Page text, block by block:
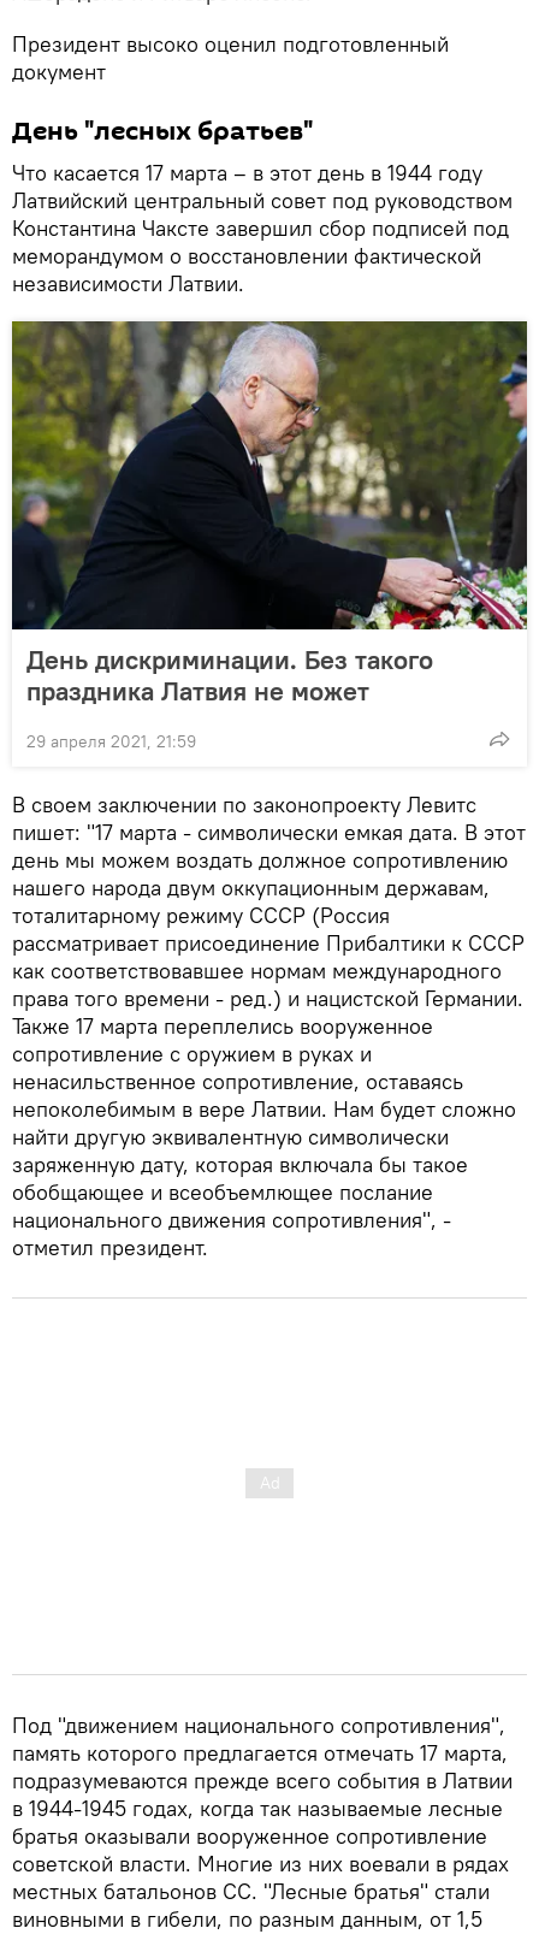
Президент высоко оценил подготовленный
документ
День "лесных братьев"
Что касается 17 марта – в этот день в 1944 году
Латвийский центральный совет под руководством
Константина Чаксте завершил сбор подписей под
меморандумом о восстановлении фактической
независимости Латвии.
День дискриминации. Без такого
праздника Латвия не может
29 апреля 2021, 21:59
В своем заключении по законопроекту Левитс
пишет: "17 марта - символически емкая дата. В этот
день мы можем воздать должное сопротивлению
нашего народа двум оккупационным державам,
тоталитарному режиму СССР (Россия
рассматривает присоединение Прибалтики к СССР
как соответствовавшее нормам международного
права того времени - ред.) и нацистской Германии.
Также 17 марта переплелись вооруженное
сопротивление с оружием в руках и
ненасильственное сопротивление, оставаясь
непоколебимым в вере Латвии. Нам будет сложно
найти другую эквивалентную символически
заряженную дату, которая включала бы такое
обобщающее и всеобъемлющее послание
национального движения сопротивления", -
отметил президент.
Под "движением национального сопротивления",
память которого предлагается отмечать 17 марта,
подразумеваются прежде всего события в Латвии
в 1944-1945 годах, когда так называемые лесные
братья оказывали вооруженное сопротивление
советской власти. Многие из них воевали в рядах
местных батальонов СС. "Лесные братья" стали
виновными в гибели, по разным данным, от 1,5